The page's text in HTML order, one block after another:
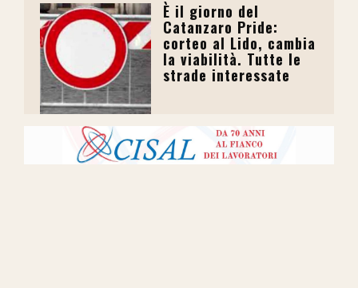
È il giorno del
Catanzaro Pride:
corteo al Lido, cambia
la viabilità. Tutte le
strade interessate